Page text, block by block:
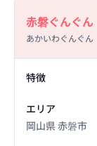
赤磐ぐんぐん
あかいわぐんぐん
特徴
エリア
岡山県 赤磐市